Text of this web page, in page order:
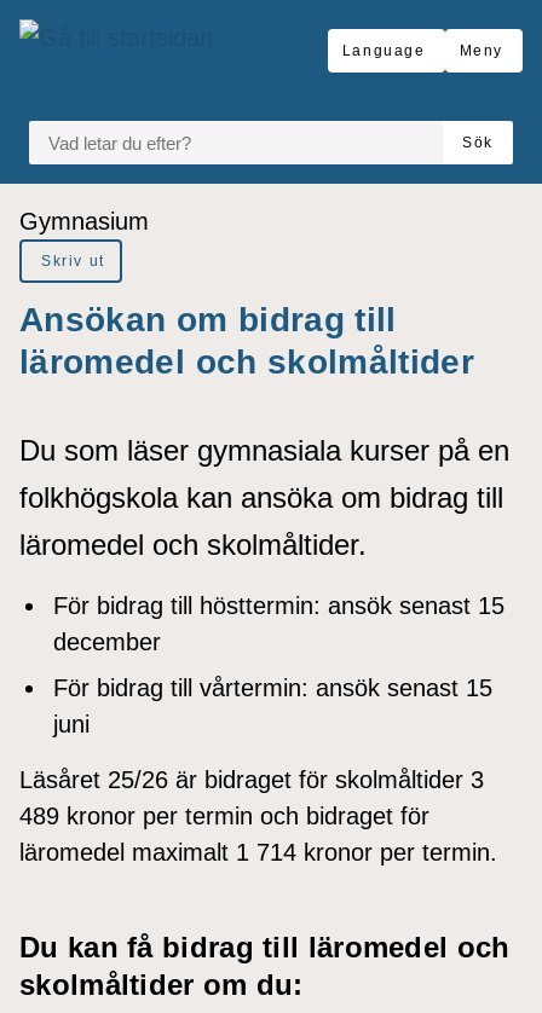
Gå till innehåll
till sidomeny
Language Meny
VAD LETAR DU EFTER?
Sök
Du är här:
Gymnasium
Skriv ut
Ansökan om bidrag till
läromedel och skolmåltider
Du som läser gymnasiala kurser på en
folkhögskola kan ansöka om bidrag till
läromedel och skolmåltider.
För bidrag till hösttermin: ansök senast 15
december
För bidrag till vårtermin: ansök senast 15
juni
Läsåret 25/26 är bidraget för skolmåltider 3
489 kronor per termin och bidraget för
läromedel maximalt 1 714 kronor per termin.
Du kan få bidrag till läromedel och
skolmåltider om du: